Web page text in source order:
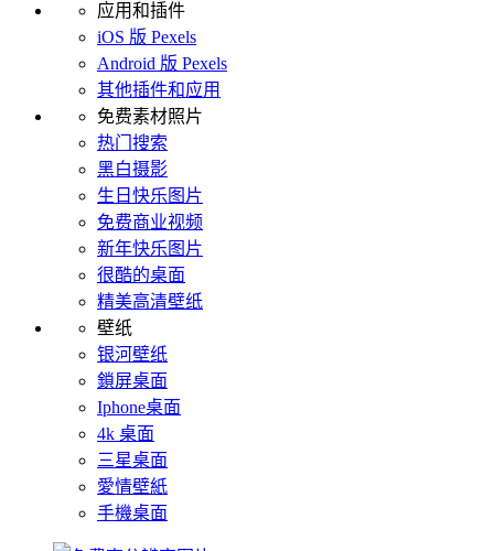
应用和插件
iOS 版 Pexels
Android 版 Pexels
其他插件和应用
免费素材照片
热门搜索
黑白摄影
生日快乐图片
免费商业视频
新年快乐图片
很酷的桌面
精美高清壁纸
壁纸
银河壁纸
鎖屏桌面
Iphone桌面
4k 桌面
三星桌面
愛情壁紙
手機桌面